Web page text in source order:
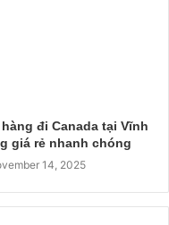
đi Canada tại Vĩnh
giá rẻ nhanh chóng
14, 2025